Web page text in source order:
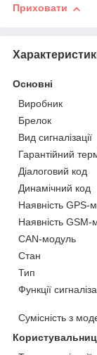
Приховати
Основні
Виробник
Брелок
Вид сигналізації
Гарантійний
Діалоговий код
Динамічний код
Наявність GPS-
Наявність GSM-
СAN-модуль
Стан
Тип
Функції
Сумісність з